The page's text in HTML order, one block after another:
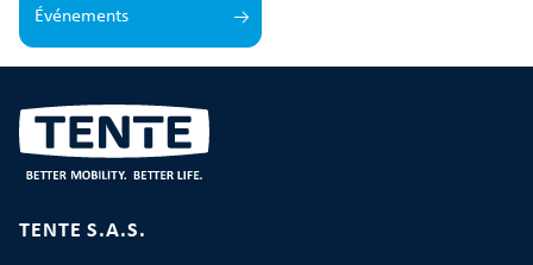
Événements
TENTE S.A.S.